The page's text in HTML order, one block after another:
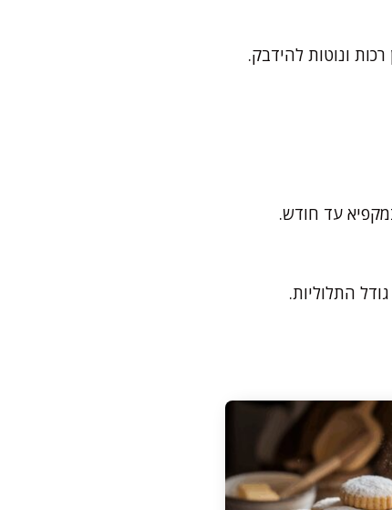
ונוטות להידבק.
עד חודש.